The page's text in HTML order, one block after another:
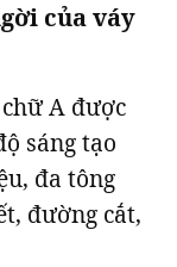
của váy
A được
sáng tạo
đa tông
đường cắt,